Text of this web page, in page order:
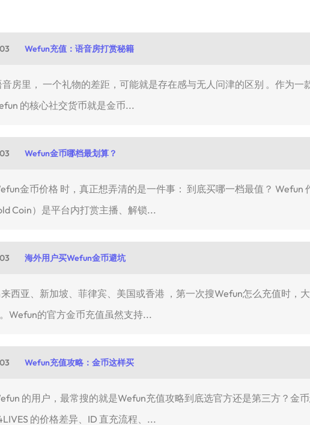
Wefun充值：语音房打赏秘籍
音房里， 一个礼物的差距，可能就是存在感与无人问津的区别 。作为
的核心社交货币就是金币...
Wefun金币哪档最划算？
金币价格 时，真正想弄清的是一件事： 到底买哪一档最值？
Coin）是平台内打赏主播、解锁...
海外用户买Wefun金币避坑
西亚、新加坡、菲律宾、美国或香港 ，第一次搜Wefun怎么充值时，
Wefun的官方金币充值虽然支持...
Wefun充值攻略：金币这样买
的用户，最常搜的就是Wefun充值攻略到底选官方还是第三方？金
的价格差异、ID 直充流程、...